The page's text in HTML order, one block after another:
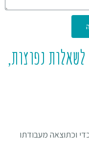
נפוצות,
וכתוצאה מעבודתו